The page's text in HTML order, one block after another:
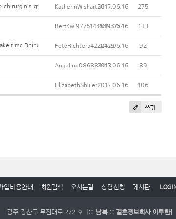
chirurginis gydymasKatherinWishart562017.06.16 275
BertKwi97751445495774
2017.06.16 133
RhinoplastyPeteRichter54222429
2017.06.16 92
Angeline0868844132017.06.16 89
ElizabethShuler22017.06.16 106
쓰기
입비용안내 회원검색 오시는길 상담신청 게시판
광주 광산구 무진대로 272-9 [:: 남북 :: 결혼정보회사 이루한]